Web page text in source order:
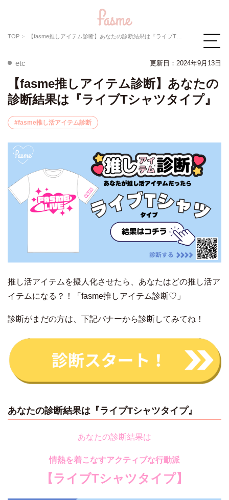
TOP 【fasme推しアイテム診断】あなたの診断結果は『ライブTシャツタイプ』
etc 更新日：2024年9月13日
【fasme推しアイテム診断】あなたの
診断結果は『ライブTシャツタイプ』
fasme推し活アイテム診断
推し活アイテムを擬人化させたら、あなたはどの推し活ア
イテムになる？！「fasme推しアイテム診断♡ 」
診断がまだの方は、下記バナーから診断してみてね！
あなたの診断結果は『ライブTシャツタイプ』
あなたの診断結果は
情熱を着こなすアクティブな行動派
【ライブTシャツタイプ】